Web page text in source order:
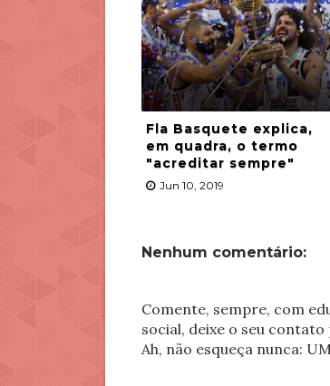
Fla Basquete explica,
em quadra, o termo
"acreditar sempre"
Jun 10, 2019
Nenhum comentário:
Comente, sempre, com
social, deixe o seu
Ah, não esqueça nunca: